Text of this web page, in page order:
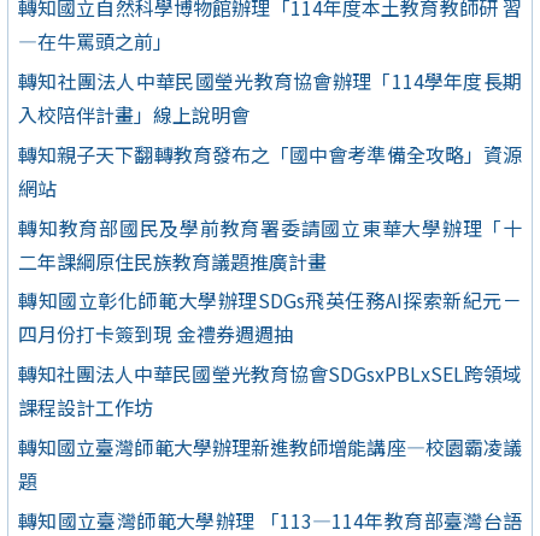
轉知國立自然科學博物館辦理「114年度本土教育教師研 習
—在牛罵頭之前」
轉知社團法人中華民國瑩光教育協會辦理「114學年度長期
入校陪伴計畫」線上說明會
轉知親子天下翻轉教育發布之「國中會考準備全攻略」資源
網站
轉知教育部國民及學前教育署委請國立東華大學辦理「十
二年課綱原住民族教育議題推廣計畫
轉知國立彰化師範大學辦理SDGs飛英任務AI探索新紀元－
四月份打卡簽到現 金禮券週週抽
轉知社團法人中華民國瑩光教育協會SDGsxPBLxSEL跨領域
課程設計工作坊
轉知國立臺灣師範大學辦理新進教師增能講座—校園霸凌議
題
轉知國立臺灣師範大學辦理 「113—114年教育部臺灣台語